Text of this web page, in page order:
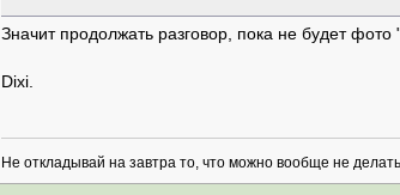
Значит продолжать разговор, пока не будет
Dixi.
Не откладывай на завтра то, что можно вообще не